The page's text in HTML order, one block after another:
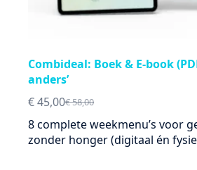
Combideal: Boek & E-book
anders’
€58,00
Oorspronkelijke
prijs
was:
€45,00Huidige
prijs
is:
8 complete weekmenu’s voor
zonder honger (digitaal én